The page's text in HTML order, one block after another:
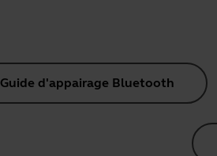
Guide d'appairage Bluetooth